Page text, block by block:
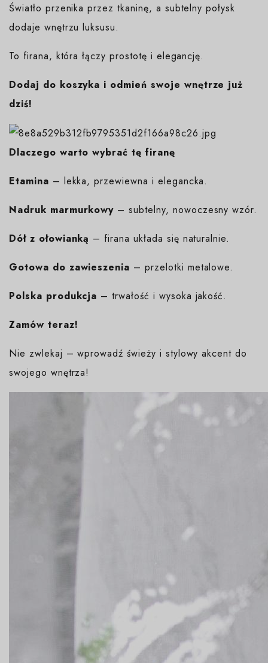
Światło przenika przez tkaninę, a subtelny połysk
dodaje wnętrzu luksusu.
To firana, która łączy prostotę i elegancję.
Dodaj do koszyka i odmień swoje wnętrze już
dziś!
Dlaczego warto wybrać tę firanę
Etamina – lekka, przewiewna i elegancka.
Nadruk marmurkowy – subtelny, nowoczesny wzór.
Dół z ołowianką – firana układa się naturalnie.
Gotowa do zawieszenia – przelotki metalowe.
Polska produkcja – trwałość i wysoka jakość.
Zamów teraz!
Nie zwlekaj – wprowadź świeży i stylowy akcent do
swojego wnętrza!